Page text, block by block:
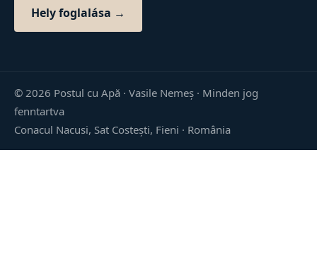
Hely foglalása →
©2026 Postul cu Apă · Vasile Nemeș · Minden jog
fenntartva
Conacul Nacusi, Sat Costești, Fieni · România